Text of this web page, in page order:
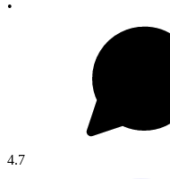
•
4.7